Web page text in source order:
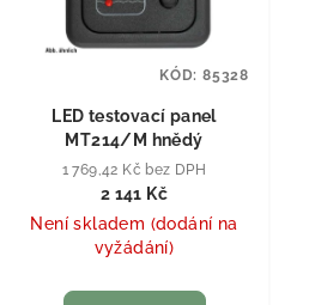
LED testovací panel
MT214/M hnědý
1 769,42 Kč bez DPH
2 141 Kč
Není skladem (dodání na
vyžádání)
KÓD: 85328